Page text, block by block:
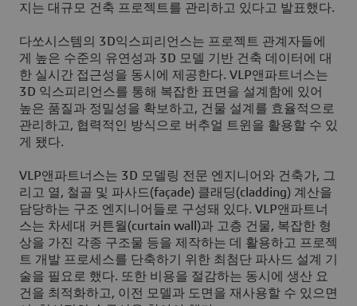
지는 대규모 건축 프로젝트를 관리하고 있다고 발표했다.
다쏘시스템의 3D익스피리언스는 프로젝트 관계자들에
게 높은 수준의 유연성과 3D 모델 기반 건축 데이터에 대
한 실시간 접근성을 동시에 제공한다. VLP앤파트너스는
3D 익스피리언스를 통해 복잡한 표면을 설계함에 있어
높은 품질과 정밀성을 확보하고, 건물 설계를 효율적으로
관리하고, 협력적인 방식으로 버추얼 트윈을 활용할 수 있
게 됐다.
VLP앤파트너스는 3D 모델링 전문 엔지니어와 건축가, 그
리고 열, 철골 및 파사드(façade) 클래딩(cladding) 계산을
담당하는 구조 엔지니어들로 구성돼 있다. VLP앤파트너
스는 차세대 커튼월(curtain wall)과 고층 건물, 복잡한 형
상을 가진 각종 구조물 등을 제작하는 데 활용하고 프로젝
트 개발 프로세스를 단축하기 위한 최첨단 파사드 설계 기
술을 필요로 했다. 또한 비용을 절감하는 동시에 생산 요
건을 최적화하고, 이전 모델과 도면을 재사용할 수 있으면